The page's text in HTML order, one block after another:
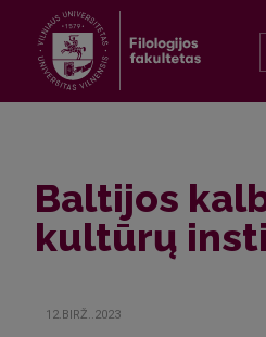
Baltijos
kultūrų
12.BIRŽ..2023